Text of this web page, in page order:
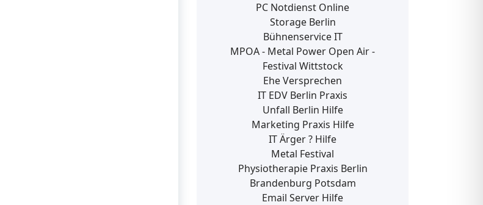
PC Notdienst Online
Storage Berlin
Bühnenservice IT
MPOA - Metal Power Open Air -
Festival Wittstock
Ehe Versprechen
IT EDV Berlin Praxis
Unfall Berlin Hilfe
Marketing Praxis Hilfe
IT Ärger ? Hilfe
Metal Festival
Physiotherapie Praxis Berlin
Brandenburg Potsdam
Email Server Hilfe